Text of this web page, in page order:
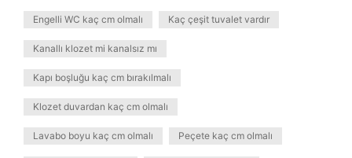
Engelli WC kaç cm olmalı Kaç çeşit tuvalet vardır
Kanallı klozet mi kanalsız mı
Kapı boşluğu kaç cm bırakılmalı
Klozet duvardan kaç cm olmalı
Lavabo boyu kaç cm olmalı Peçete kaç cm olmalı